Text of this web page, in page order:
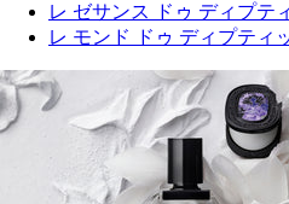
レ ゼサンス ドゥ ディプテ
レ モンド ドゥ ディプティ